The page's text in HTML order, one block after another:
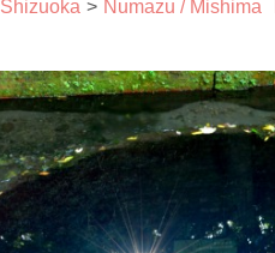
Shizuoka Numazu / Mishima